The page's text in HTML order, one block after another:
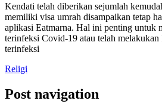
Kendati telah diberikan sejumlah
memiliki visa umrah disampaikan tetap
aplikasi Eatmarna. Hal ini penting untuk
terinfeksi Covid-19 atau telah
terinfeksi
Religi
Post navigation